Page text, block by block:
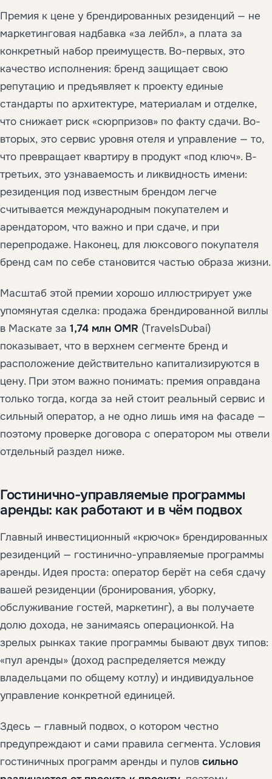
Премия к цене у брендированных резиденций — не
маркетинговая надбавка «за лейбл», а плата за
конкретный набор преимуществ. Во-первых, это
качество исполнения: бренд защищает свою
репутацию и предъявляет к проекту единые
стандарты по архитектуре, материалам и отделке,
что снижает риск «сюрпризов» по факту сдачи. Во-
вторых, это сервис уровня отеля и управление — то,
что превращает квартиру в продукт «под ключ». В-
третьих, это узнаваемость и ликвидность имени:
резиденция под известным брендом легче
считывается международным покупателем и
арендатором, что важно и при сдаче, и при
перепродаже. Наконец, для люксового покупателя
бренд сам по себе становится частью образа жизни.
Масштаб этой премии хорошо иллюстрирует уже
упомянутая сделка: продажа брендированной виллы
в Маскате за 1,74 млн OMR (TravelsDubai)
показывает, что в верхнем сегменте бренд и
расположение действительно капитализируются в
цену. При этом важно понимать: премия оправдана
только тогда, когда за ней стоит реальный сервис и
сильный оператор, а не одно лишь имя на фасаде —
поэтому проверке договора с оператором мы отвели
отдельный раздел ниже.
Гостинично-управляемые программы
аренды: как работают и в чём подвох
Главный инвестиционный «крючок» брендированных
резиденций — гостинично-управляемые программы
аренды. Идея проста: оператор берёт на себя сдачу
вашей резиденции (бронирования, уборку,
обслуживание гостей, маркетинг), а вы получаете
долю дохода, не занимаясь операционкой. На
зрелых рынках такие программы бывают двух типов:
«пул аренды» (доход распределяется между
владельцами по общему котлу) и индивидуальное
управление конкретной единицей.
Здесь — главный подвох, о котором честно
предупреждают и сами правила сегмента. Условия
гостиничных программ аренды и пулов сильно